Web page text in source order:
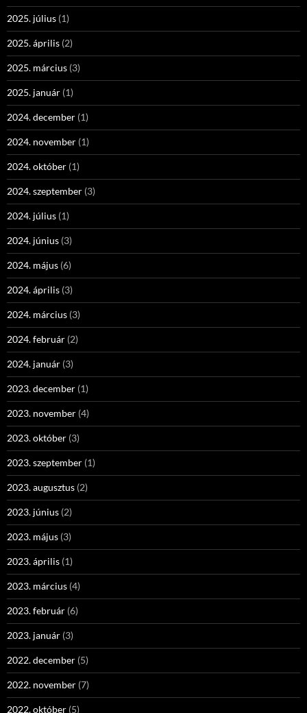
2025. július (1)
2025. április (2)
2025. március (3)
2025. január (1)
2024. december (1)
2024. november (1)
2024. október (1)
2024. szeptember (3)
2024. július (1)
2024. június (3)
2024. május (6)
2024. április (3)
2024. március (3)
2024. február (2)
2024. január (3)
2023. december (1)
2023. november (4)
2023. október (3)
2023. szeptember (1)
2023. augusztus (2)
2023. június (2)
2023. május (3)
2023. április (1)
2023. március (4)
2023. február (6)
2023. január (3)
2022. december (5)
2022. november (7)
2022. október (5)